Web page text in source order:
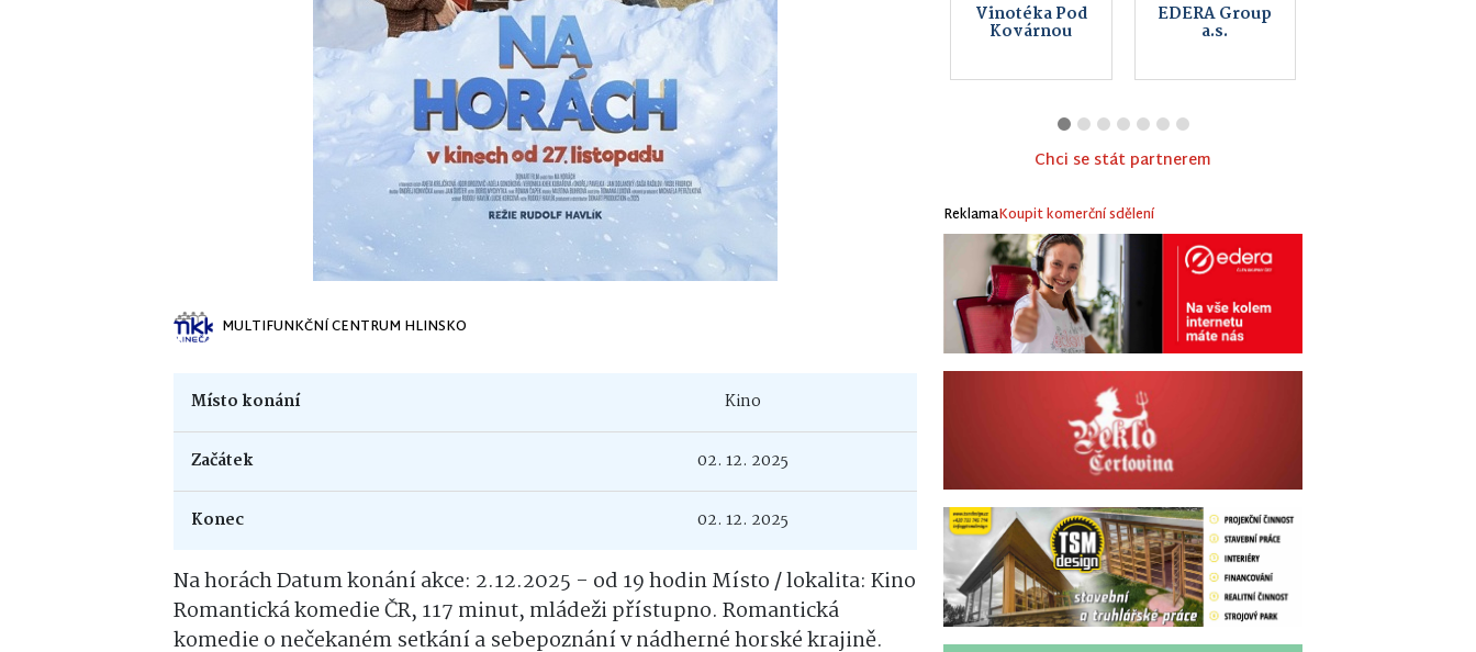
MULTIFUNKČNÍ CENTRUM HLINSKO
Místo konání Kino
Začátek 02. 12. 2025
Konec 02. 12. 2025
Na horách Datum konání akce: 2.12.2025 - od 19 hodin Místo / lokalita: Kino
Romantická komedie ČR, 117 minut, mládeži přístupno. Romantická
komedie o nečekaném setkání a sebepoznání v nádherné horské krajině.
Keltský
skanzen
MikeFix,
servis a prodej
Chci se stát partnerem
ReklamaKoupit komerční sdělení